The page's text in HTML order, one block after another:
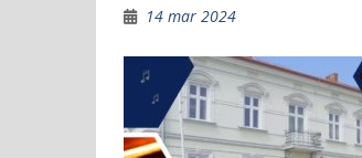
14 mar 2024